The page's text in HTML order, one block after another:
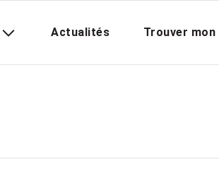
Actualités Trouver mon